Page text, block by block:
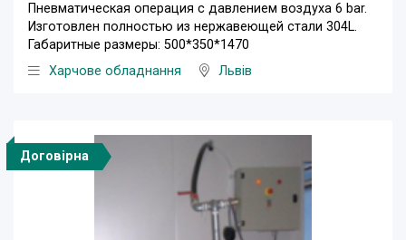
Пневматическая операция с давлением воздуха 6 bar.
Изготовлен полностью из нержавеющей стали 304L.
Габаритные размеры: 500*350*1470
Харчове обладнання
Львів
Договірна